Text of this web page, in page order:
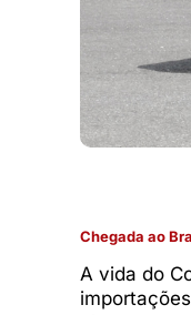
Chegada ao
A vida do